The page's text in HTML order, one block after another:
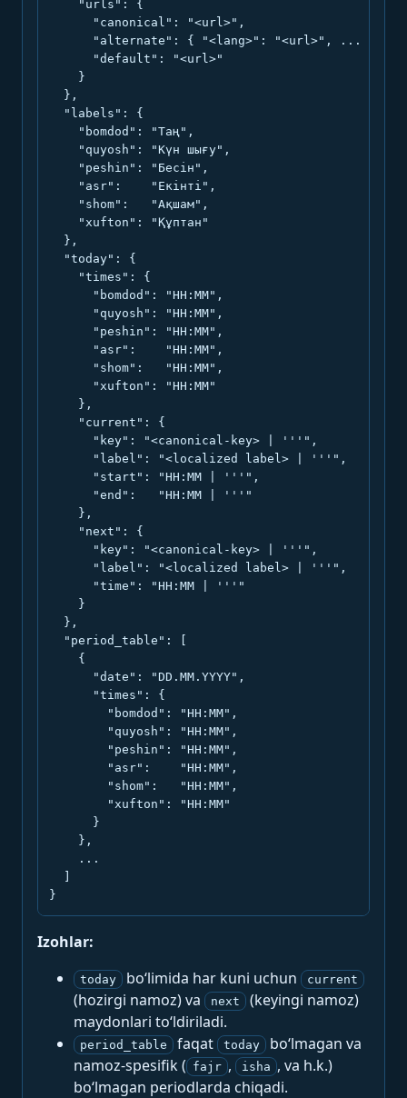
    "urls": {
      "canonical": "<url>",
      "alternate": { "<lang>": "<url>", ... },
      "default": "<url>"
    }
  },
  "labels": {
    "bomdod": "Таң",
    "quyosh": "Күн шығу",
    "peshin": "Бесін",
    "asr":    "Екінті",
    "shom":   "Ақшам",
    "xufton": "Құптан"
  },
  "today": {
    "times": {
      "bomdod": "HH:MM",
      "quyosh": "HH:MM",
      "peshin": "HH:MM",
      "asr":    "HH:MM",
      "shom":   "HH:MM",
      "xufton": "HH:MM"
    },
    "current": {
      "key": "<canonical-key> | '''",
      "label": "<localized label> | '''",
      "start": "HH:MM | '''",
      "end":   "HH:MM | '''"
    },
    "next": {
      "key": "<canonical-key> | '''",
      "label": "<localized label> | '''",
      "time": "HH:MM | '''"
    }
  },
  "period_table": [
    {
      "date": "DD.MM.YYYY",
      "times": {
        "bomdod": "HH:MM",
        "quyosh": "HH:MM",
        "peshin": "HH:MM",
        "asr":    "HH:MM",
        "shom":   "HH:MM",
        "xufton": "HH:MM"
      }
    },
    ...
}
Izohlar:
today bo‘limida har kuni uchun current
(hozirgi namoz) va next
(keyingi namoz)
maydonlari to‘ldiriladi.
period_table faqat today
bo‘lmagan va
namoz-spesifik ( fajr , isha , va h.k.)
bo‘lmagan periodlarda chiqadi.